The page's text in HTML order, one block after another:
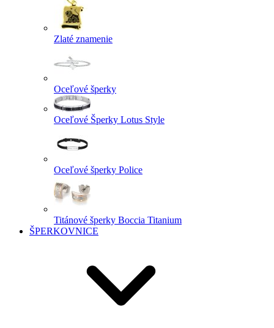
Zlaté znamenie
Oceľové šperky
Oceľové Šperky Lotus Style
Oceľové šperky Police
Titánové šperky Boccia Titanium
ŠPERKOVNICE